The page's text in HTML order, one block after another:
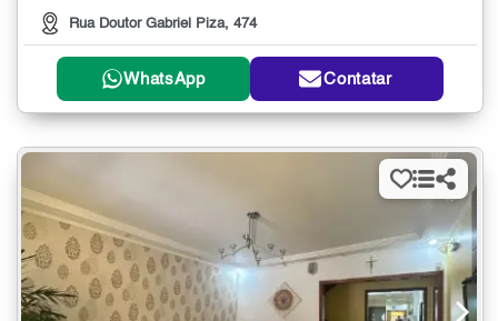
Rua Doutor Gabriel Piza, 474
WhatsApp Contatar